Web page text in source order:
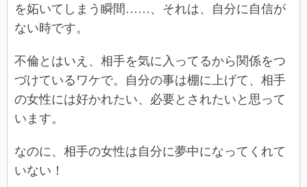
を妬いてしまう瞬間……、それは、自分に自信が
ない時です。
不倫とはいえ、相手を気に入ってるから関係をつ
づけているワケで。自分の事は棚に上げて、相手
の女性には好かれたい、必要とされたいと思って
います。
なのに、相手の女性は自分に夢中になってくれて
いない！